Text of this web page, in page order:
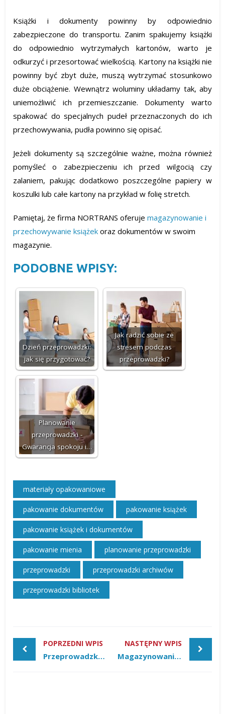
Książki i dokumenty powinny by odpowiednio
zabezpieczone do transportu. Zanim spakujemy książki
do odpowiednio wytrzymałych kartonów, warto je
odkurzyć i przesortować wielkością. Kartony na książki nie
powinny być zbyt duże, muszą wytrzymać stosunkowo
duże obciążenie. Wewnątrz woluminy układamy tak, aby
uniemożliwić ich przemieszczanie. Dokumenty warto
spakować do specjalnych pudeł przeznaczonych do ich
przechowywania, pudła powinno się opisać.
Jeżeli dokumenty są szczególnie ważne, można również
pomyśleć o zabezpieczeniu ich przed wilgocią czy
zalaniem, pakując dodatkowo poszczególne papiery w
koszulki lub całe kartony na przykład w folię stretch.
Pamiętaj, że firma NORTRANS oferujemagazynowanie i
przechowywanie książek oraz dokumentów w swoim
magazynie.
PODOBNE WPISY:
Dzień przeprowadzki:
jak się przygotować?
Jak radzić sobie ze
stresem podczas
przeprowadzki?
Planowanie
przeprowadzki -
Gwarancja spokoju i…
materiały opakowaniowe
pakowanie dokumentów pakowanie książek
pakowanie książek i dokumentów
pakowanie mienia planowanie przeprowadzki
przeprowadzki przeprowadzki archiwów
przeprowadzki bibliotek
POPRZEDNI WPIS
Przeprowadzka – Od czego zacząć?
NASTĘPNY WPIS
Magazynowanie mienia: Jak zweryfikować czy magazyn jest w pełni bezpieczny?